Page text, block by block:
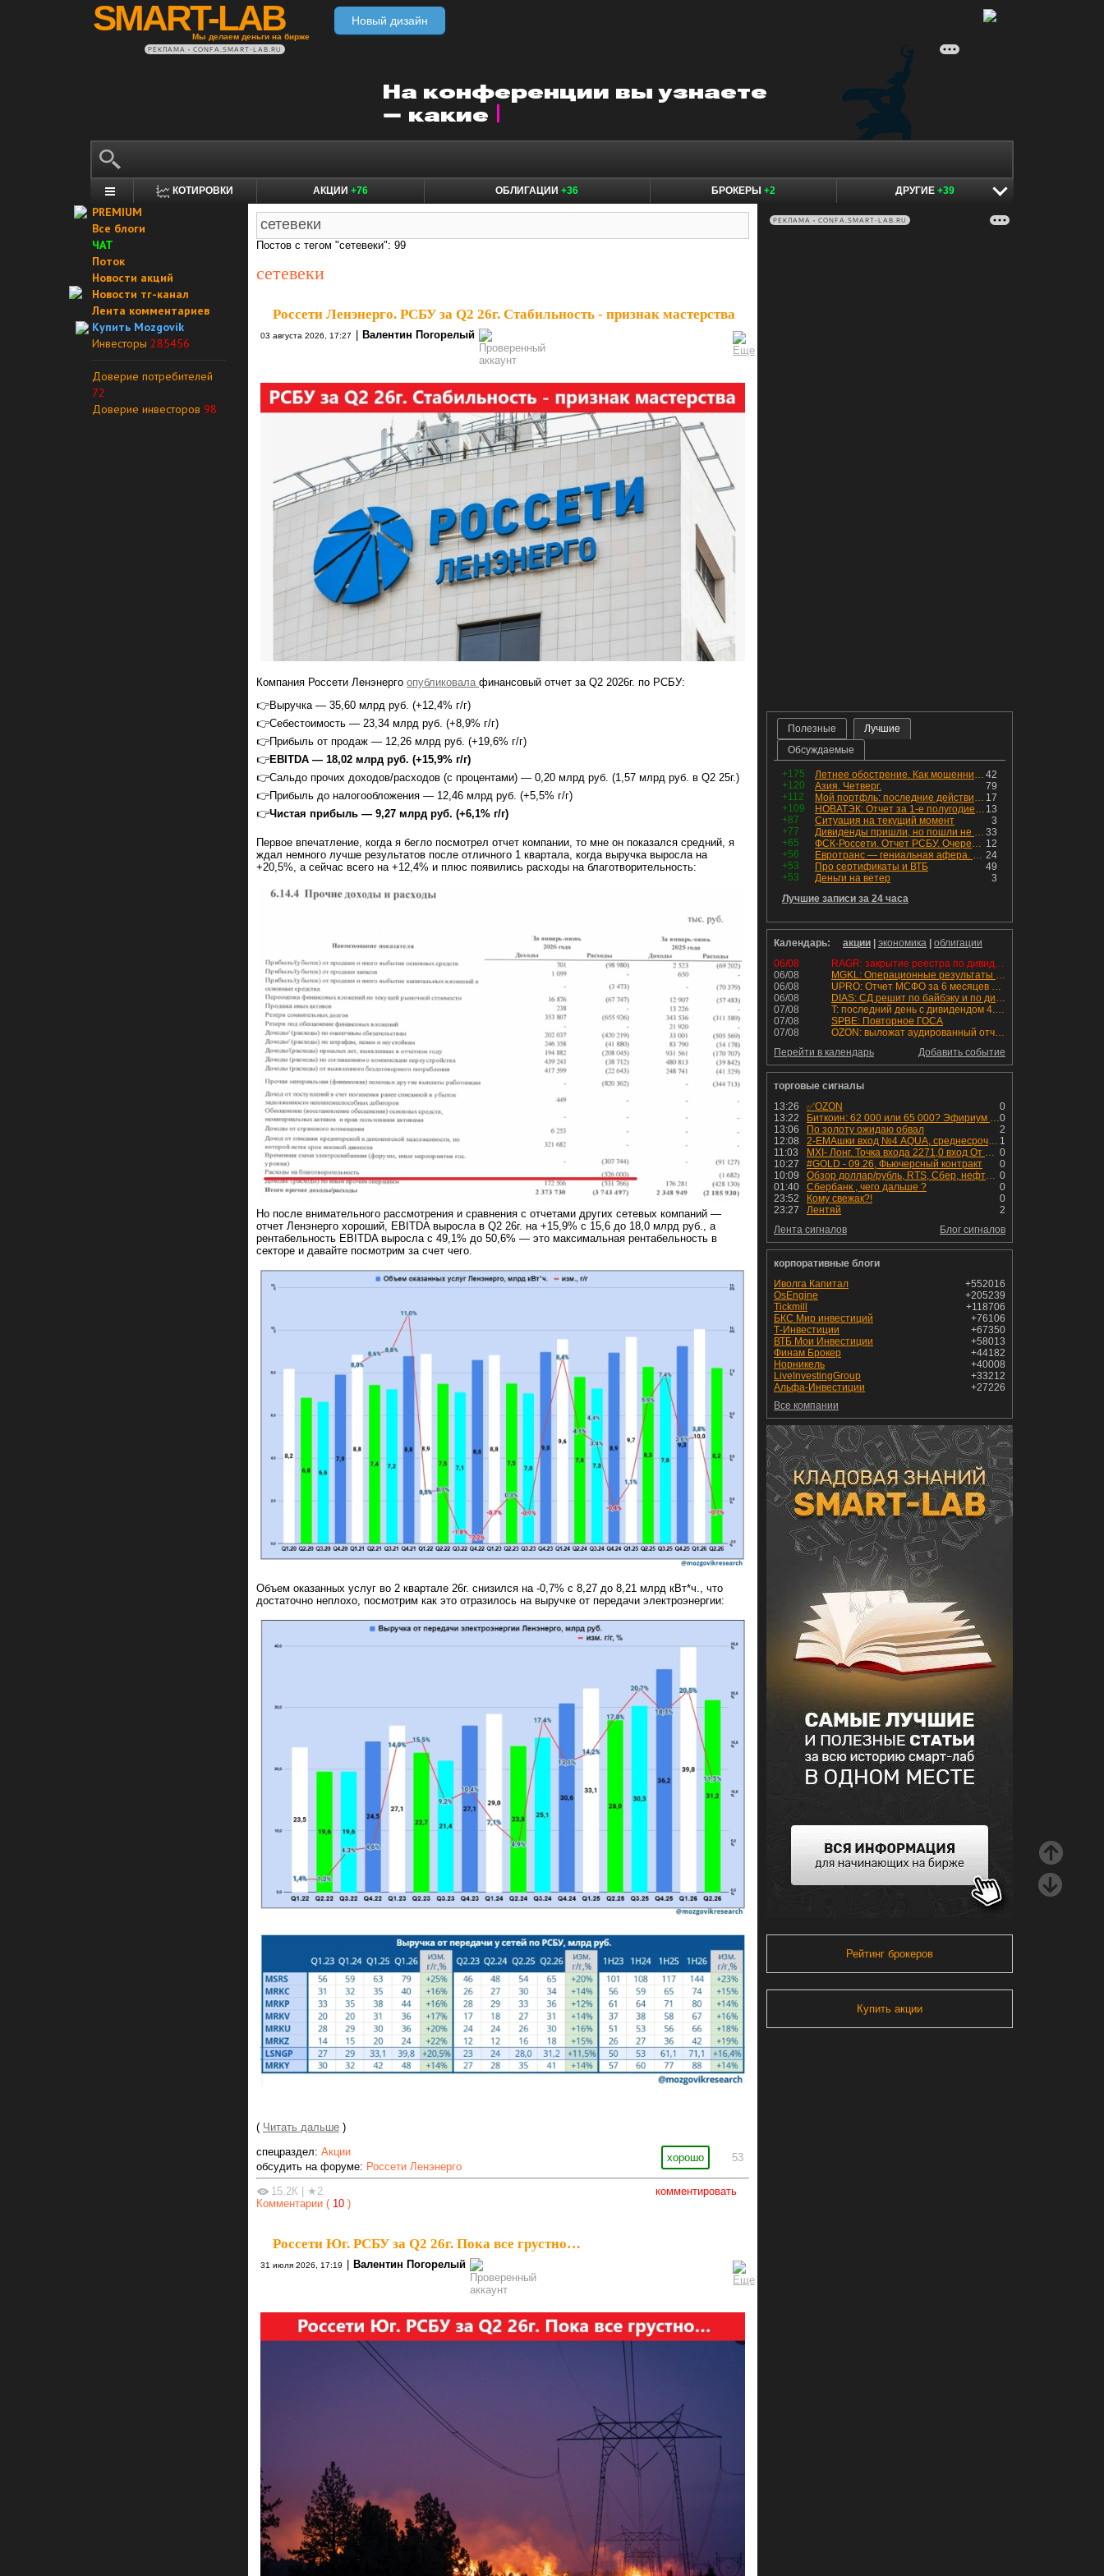
SMART-LAB
Мы делаем деньги на бирже
Новый дизайн
РЕКЛАМА • CONFA.SMART-LAB.RU
КОТИРОВКИ АКЦИИ +76 ОБЛИГАЦИИ +36 БРОКЕРЫ +2 ДРУГИЕ +39
PREMIUM
Все блоги
ЧАТ
Поток
Новости акций
Новости тг-канал
Лента комментариев
Купить Mozgovik
Инвесторы 285456
Доверие потребителей
72
Доверие инвесторов 98
Постов с тегом "сетевеки": 99
сетевеки
Россети Ленэнерго. РСБУ за Q2 26г. Стабильность - признак мастерства
03 августа 2026, 17:27 | Валентин Погорелый
Компания Россети Ленэнерго опубликовала финансовый отчет за Q2 2026г. по РСБУ:
👉Выручка — 35,60 млрд руб. (+12,4% г/г)
👉Себестоимость — 23,34 млрд руб. (+8,9% г/г)
👉Прибыль от продаж — 12,26 млрд руб. (+19,6% г/г)
👉EBITDA — 18,02 млрд руб. (+15,9% г/г)
👉Сальдо прочих доходов/расходов (с процентами) — 0,20 млрд руб. (1,57 млрд руб. в Q2 25г.)
👉Прибыль до налогообложения — 12,46 млрд руб. (+5,5% г/г)
👉Чистая прибыль — 9,27 млрд руб. (+6,1% г/г)
Первое впечатление, когда я бегло посмотрел отчет компании, то мне он показался средний, я
ждал немного лучше результатов после отличного 1 квартала, когда выручка выросла на
+20,5%, а сейчас всего на +12,4% и плюс появились расходы на благотворительность:
Но после внимательного рассмотрения и сравнения с отчетами других сетевых компаний —
отчет Ленэнерго хороший, EBITDA выросла в Q2 26г. на +15,9% с 15,6 до 18,0 млрд руб., а
рентабельность EBITDA выросла с 49,1% до 50,6% — это максимальная рентабельность в
секторе и давайте посмотрим за счет чего.
Объем оказанных услуг во 2 квартале 26г. снизился на -0,7% с 8,27 до 8,21 млрд кВт*ч., что
достаточно неплохо, посмотрим как это отразилось на выручке от передачи электроэнергии:
( Читать дальше )
хорошо 53
спецраздел: Акции
обсудить на форуме: Россети Ленэнерго
комментировать
15.2К
★2
Комментарии ( 10 )
Россети Юг. РСБУ за Q2 26г. Пока все грустно…
31 июля 2026, 17:19 Валентин Погорелый
РЕКЛАМА • CONFA.SMART-LAB.RU
Полезные
Лучшие
Обсуждаемые
+175 42
Летнее обострение. Как мошенники пытаются подсунуть кнопку "БАБЛО" девушкам
+120
79
Азия. Четверг.
+112
17
Мой портфль: последние действия и текущая структура. Краткий комментарий по всем позициям
+109
13
НОВАТЭК: Отчет за 1-е полугодие 2026 - прибыль продолжает падать, но лучшее впереди, если не прилетит
+87
3
Ситуация на текущий момент
+77
33
Дивиденды пришли, но пошли не туда
+65
12
ФСК-Россети. Отчет РСБУ. Очередная допка - бомбовые новости в эфире
+56
24
Евротранс — гениальная афера. Собрал с инвесторов денег, выплатил дивидендов больше текущей капитализации и ушёл в дефолт
+53
49
Про сертификаты и ВТБ
+53
3
Деньги на ветер
Лучшие записи за 24 часа
Календарь: акции экономика
облигации
06/08
RAGR: закрытие реестра по дивидендам 16.48 руб
06/08
MGKL: Операционные результаты за 7 мес. 2026 г.
06/08
UPRO: Отчет МСФО за 6 месяцев 2026 года
06/08
DIAS: СД решит по байбэку и по дивидендам
07/08
T: последний день с дивидендом 4.6 руб
07/08
SPBE: Повторное ГОСА
07/08
OZON: выложат аудированный отчет МСФО 1П2026
Добавить событие
Перейти в календарь
торговые сигналы
13:26
0
✅OZON
13:22
0
Биткоин: 62 000 или 65 000? Эфириум - к 1 950
13:06
2
По золоту ожидаю обвал
12:08
1
2-EMAшки вход №4 AQUA, среднесрочная сделка.
11:03
0
MXI- Лонг. Точка входа 2271,0 вход От 03,08,2026. на предыдущем скрин указана. В работе будет от 5-10 дней. Стоп-лосс-2220,75 Цель- 2727,0
10:27
0
#GOLD - 09.26, Фьючерсный контракт
10:09
0
Обзор доллар/рубль, RTS, Сбер, нефть Brent, натуральный газ, bitcoin и золото на 6 августа 2026
01:40
0
Сбербанк , чего дальше ?
23:52
0
Кому свежак?!
23:27
2
Лентяй
Блог сигналов
Лента сигналов
корпоративные блоги
+552016
Иволга Капитал
+205239
OsEngine
+118706
Tickmill
+76106
БКС Мир инвестиций
+67350
Т-Инвестиции
+58013
ВТБ Мои Инвестиции
+44182
Финам Брокер
+40008
Норникель
+33212
LiveInvestingGroup
+27226
Альфа-Инвестиции
Все компании
Рейтинг брокеров
Купить акции